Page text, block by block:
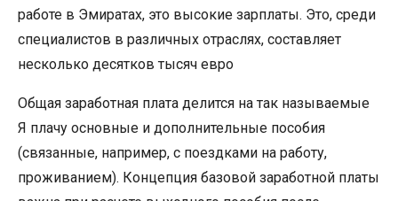
работе в Эмиратах, это высокие зарплаты. Это, среди
специалистов в различных отраслях, составляет
несколько десятков тысяч евро
Общая заработная плата делится на так называемые
Я плачу основные и дополнительные пособия
(связанные, например, с поездками на работу,
проживанием). Концепция базовой заработной платы